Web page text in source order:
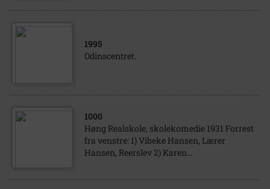
1995
Odinscentret.
1000
Høng Realskole, skolekomedie 1931 Forrest
fra venstre: 1) Vibeke Hansen, Lærer
Hansen, Reerslev 2) Karen...